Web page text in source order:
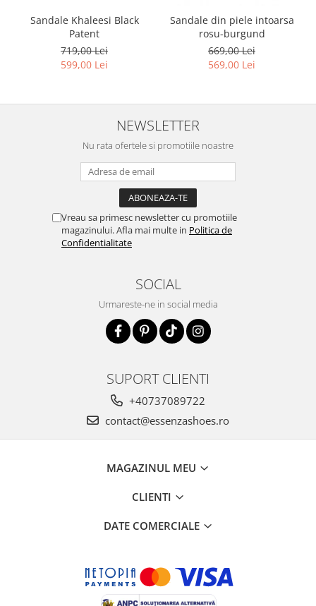
Sandale Khaleesi Black
Patent
719,00 Lei
599,00 Lei
Sandale din piele intoarsa
rosu-burgund
669,00 Lei
569,00 Lei
NEWSLETTER
Nu rata ofertele si promotiile noastre
Vreau sa primesc newsletter cu promotiile
magazinului. Afla mai multe in Politica de
Confidentialitate
SOCIAL
Urmareste-ne in social media
SUPORT CLIENTI
+40737089722
contact@essenzashoes.ro
MAGAZINUL MEU
CLIENTI
DATE COMERCIALE